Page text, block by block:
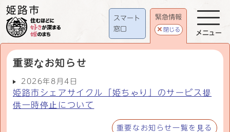
スマート
窓口
緊急情報
閉じる
重要なお知らせ
2026年8月4日
姫路市シェアサイクル「姫ちゃり」のサービス提
供一時停止について
重要なお知らせ一覧を見る
メニュー